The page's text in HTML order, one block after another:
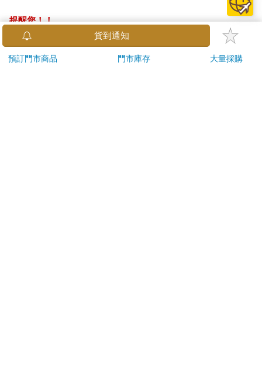
提醒您！！
金石堂及銀行均不會請您操作ATM! 如接獲電話要求您前往
ATM提款機，請不要聽從指示，以免受騙上當！
貨到通知
預訂門市商品 門市庫存 大量採購